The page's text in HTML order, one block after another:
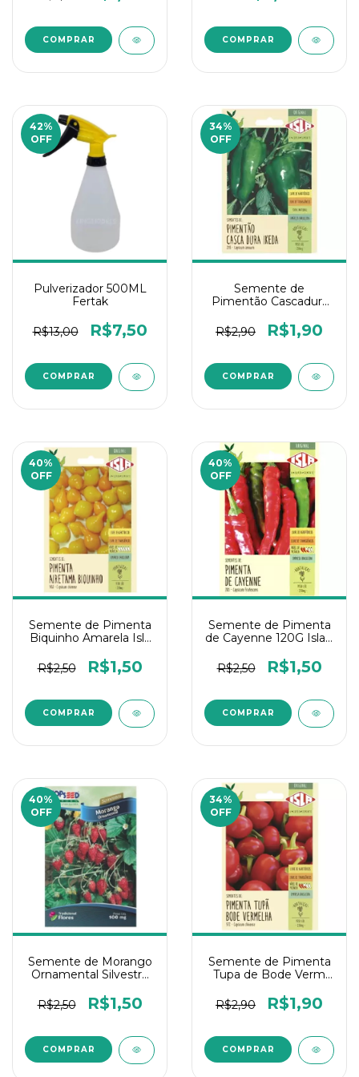
42%
OFF
Pulverizador 500ML
Fertak
R$13,00 R$7,50
34%
OFF
Semente de
Pimentão Cascadura
R$2,90
R$1,90
40%
OFF
Semente de Pimenta
Biquinho Amarela Isla
R$2,50
R$1,50
40%
OFF
Semente de Pimenta
de Cayenne 120G Isla 1
R$2,50
R$1,50
40%
OFF
Semente de Morango
Ornamental Silvestre
R$2,50
R$1,50
34%
OFF
Semente de Pimenta
Tupa de Bode Verm
R$2,90
R$1,90